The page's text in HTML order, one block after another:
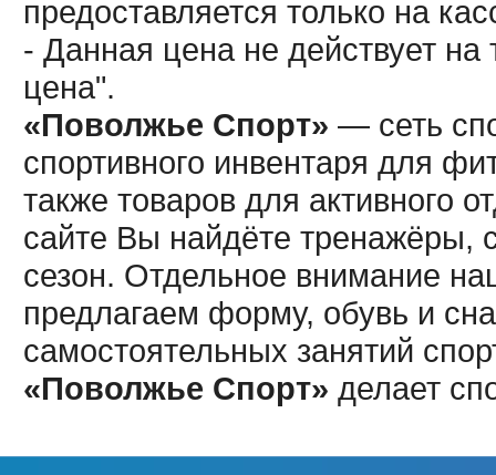
предоставляется только на
- Данная цена не действует
цена".
«Поволжье Спорт» — сеть
спортивного инвентаря для
также товаров для активного
сайте Вы найдёте тренажёры,
сезон. Отдельное внимание
предлагаем форму, обувь и
самостоятельных занятий
«Поволжье Спорт» делает